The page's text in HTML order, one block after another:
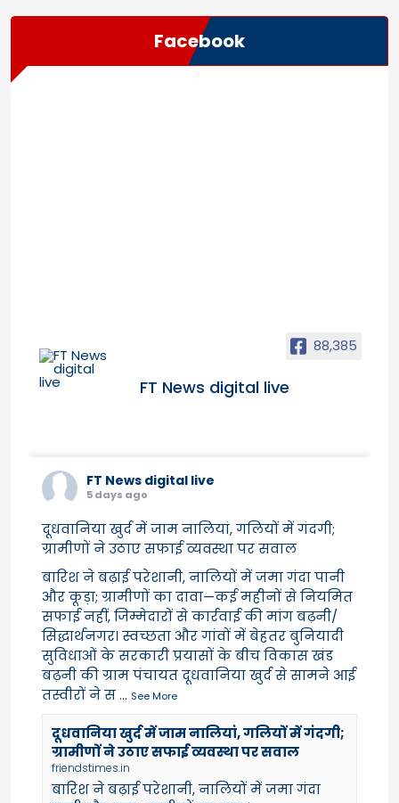
Facebook
88,385
FT News digital live
FT News digital live
5 days ago
दूधवानिया खुर्द में जाम नालियां, गलियों में गंदगी;
ग्रामीणों ने उठाए सफाई व्यवस्था पर सवाल
बारिश ने बढ़ाई परेशानी, नालियों में जमा गंदा पानी
और कूड़ा; ग्रामीणों का दावा—कई महीनों से नियमित
सफाई नहीं, जिम्मेदारों से कार्रवाई की मांग बढ़नी/
सिद्धार्थनगर। स्वच्छता और गांवों में बेहतर बुनियादी
सुविधाओं के सरकारी प्रयासों के बीच विकास खंड
बढ़नी की ग्राम पंचायत दूधवानिया खुर्द से सामने आई
तस्वीरों ने स... See More
दूधवानिया खुर्द में जाम नालियां, गलियों में गंदगी;
ग्रामीणों ने उठाए सफाई व्यवस्था पर सवाल
friendstimes.in
बारिश ने बढ़ाई परेशानी, नालियों में जमा गंदा